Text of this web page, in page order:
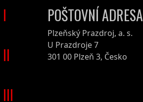
I
II
III
POŠTOVNÍ ADRESA
Plzeňský Prazdroj, a. s.
U Prazdroje 7
301 00 Plzeň 3, Česko